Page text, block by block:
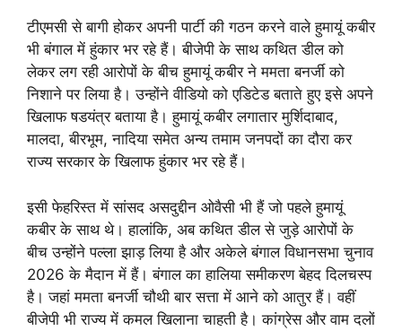
टीएमसी से बागी होकर अपनी पार्टी की गठन करने वाले हुमायूं कबीर
भी बंगाल में हुंकार भर रहे हैं। बीजेपी के साथ कथित डील को
लेकर लग रही आरोपों के बीच हुमायूं कबीर ने ममता बनर्जी को
निशाने पर लिया है। उन्होंने वीडियो को एडिटेड बताते हुए इसे अपने
खिलाफ षडयंत्र बताया है। हुमायूं कबीर लगातार मुर्शिदाबाद,
मालदा, बीरभूम, नादिया समेत अन्य तमाम जनपदों का दौरा कर
राज्य सरकार के खिलाफ हुंकार भर रहे हैं।
इसी फेहरिस्त में सांसद असदुद्दीन ओवैसी भी हैं जो पहले हुमायूं
कबीर के साथ थे। हालांकि, अब कथित डील से जुड़े आरोपों के
बीच उन्होंने पल्ला झाड़ लिया है और अकेले बंगाल विधानसभा चुनाव
2026 के मैदान में हैं। बंगाल का हालिया समीकरण बेहद दिलचस्प
है। जहां ममता बनर्जी चौथी बार सत्ता में आने को आतुर हैं। वहीं
बीजेपी भी राज्य में कमल खिलाना चाहती है। कांग्रेस और वाम दलों